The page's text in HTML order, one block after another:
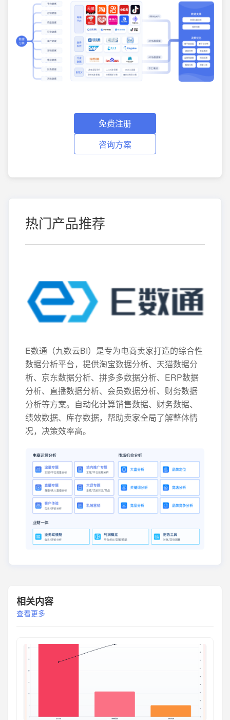
免费注册
咨询方案
热门产品推荐
E数通（九数云BI）是专为电商卖家打造的综合性
数据分析平台，提供淘宝数据分析、天猫数据分
析、京东数据分析、拼多多数据分析、ERP数据
分析、直播数据分析、会员数据分析、财务数据
分析等方案。自动化计算销售数据、财务数据、
绩效数据、库存数据，帮助卖家全局了解整体情
况，决策效率高。
相关内容
查看更多